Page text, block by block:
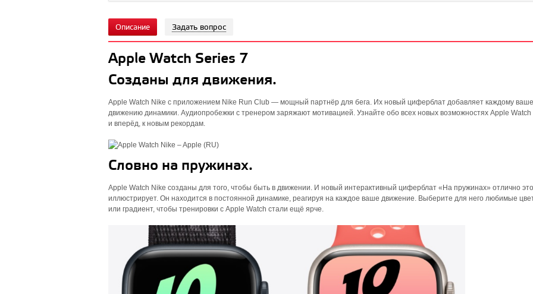
Описание Задать вопрос
Apple Watch Series 7
Созданы для движения.
Apple Watch Nike с приложением Nike Run Club — мощный партнёр для бега. Их новый циферблат добавляет каждому
движению динамики. Аудиопробежки с тренером заряжают мотивацией. Узнайте обо всех новых возможностях Apple
и вперёд, к новым рекордам.
Словно на пружинах.
Apple Watch Nike созданы для того, чтобы быть в движении. И новый интерактивный циферблат «‎На пружинах» отлично это
иллюстрирует. Он находится в постоянной динамике, реагируя на каждое ваше движение. Выберите для него любимые
или градиент, чтобы тренировки с Apple Watch стали ещё ярче.